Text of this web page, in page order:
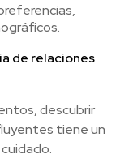
de relaciones
descubrir
tiene un